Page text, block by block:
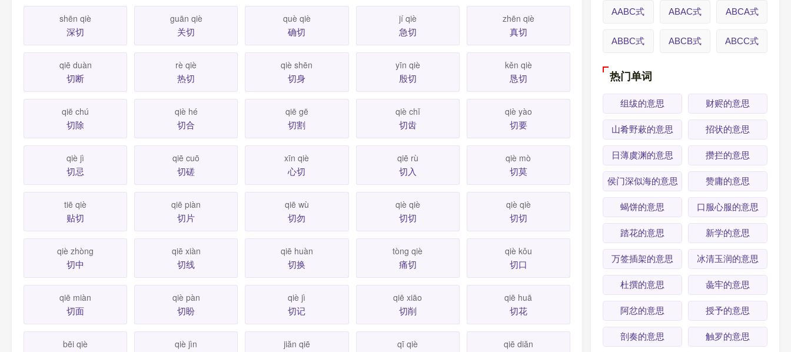
shēn qiè
深切
guān qiè
关切
què qiè
确切
jí qiè
急切
zhēn qiè
真切
qiē duàn
切断
rè qiè
热切
qiè shēn
切身
yīn qiè
殷切
kěn qiè
恳切
qiē chú
切除
qiè hé
切合
qiē gē
切割
qiè chǐ
切齿
qiè yào
切要
qiè jì
切忌
qiē cuō
切磋
xīn qiè
心切
qiē rù
切入
qiè mò
切莫
tiē qiè
贴切
qiē piàn
切片
qiē wù
切勿
qiè qiè
切切
qiè qiè
切切
qiè zhòng
切中
qiē xiàn
切线
qiē huàn
切换
tòng qiè
痛切
qiè kǒu
切口
qiē miàn
切面
qiè pàn
切盼
qiè jì
切记
qiē xiāo
切削
qiē huā
切花
bēi qiè qiè jìn jiăn qiē qī qiè qiē diăn
AABC式 ABAC式 ABCA式
ABBC式 ABCB式 ABCC式
热门单词
组绂的意思 财赆的意思
山肴野蔌的意思 招状的意思
日薄虞渊的意思 攒拦的意思
侯门深似海的意思 赞庸的意思
蝎饼的意思 口服心服的意思
踏花的意思 新学的意思
万签插架的意思 冰清玉润的意思
杜撰的意思 彘牢的意思
阿忿的意思 授予的意思
剖奏的意思 触罗的意思